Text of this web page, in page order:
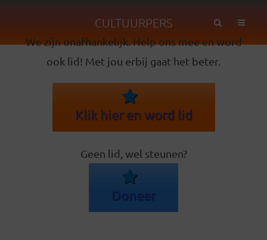
CULTUURPERS
We zijn onafhankelijk. Help ons mee en word
ook lid! Met jou erbij gaat het beter.
Klik hier en word lid
Geen lid, wel steunen?
Doneer